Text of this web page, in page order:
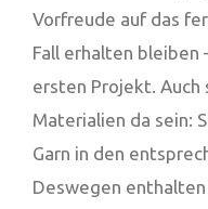
Vorfreude auf das
Fall erhalten bleiben
ersten Projekt.
Materialien da sein:
Garn in den
Deswegen